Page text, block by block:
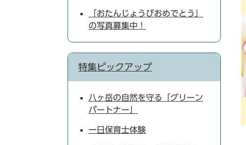
「おたんじょうびおめでとう」
の写真募集中！
特集ピックアップ
八ヶ岳の自然を守る「グリーン
パートナー」
一日保育士体験